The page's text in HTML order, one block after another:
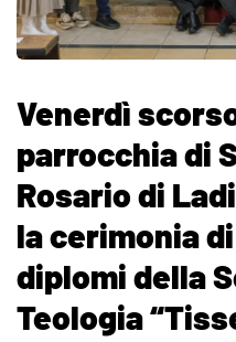
Venerdì
parrocchia di
Rosario di
la cerimonia
diplomi della
Teologia